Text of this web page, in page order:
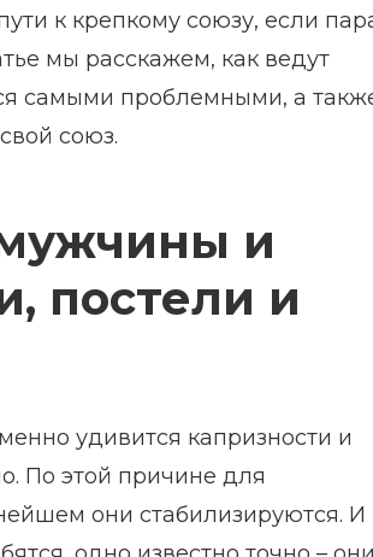
к крепкому союзу, если
мы расскажем, как ведут
самыми проблемными, а
союз.
и
постели и
удивится капризности и
По этой причине для
они стабилизируются. И